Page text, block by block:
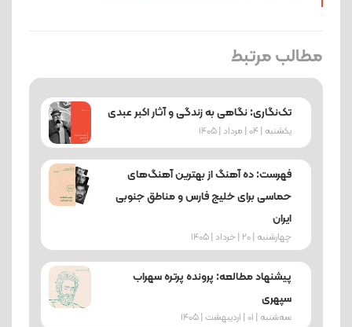
مطالب مرتبط
تک‌نگاری: نگاهی به زندگی و آثار اکبر عبدی
یکشنبه | 04 | مرداد | 1405
فهرست: ده آهنگ از بهترین آهنگ‌های
حماسی برای خلیج فارس و مناطق جنوبی
ایران
چهارشنبه | 20 | خرداد | 1405
پیشنهاد مطالعه: پرونده پرتره سهراب
سپهری
ﺳﻪشنبه | 01 | اردیبهشت | 1405